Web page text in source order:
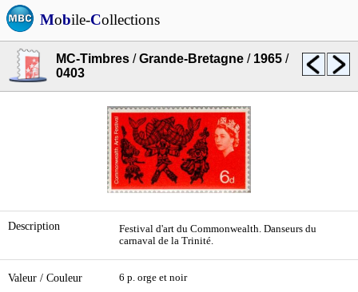
Mobile-Collections
MC-Timbres /Grande-Bretagne / 1965 /
0403
Description
Festival d'art du Commonwealth. Danseurs du
carnaval de la Trinité.
Valeur / Couleur 6 p. orge et noir